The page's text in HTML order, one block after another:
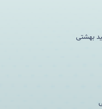
بهشتی